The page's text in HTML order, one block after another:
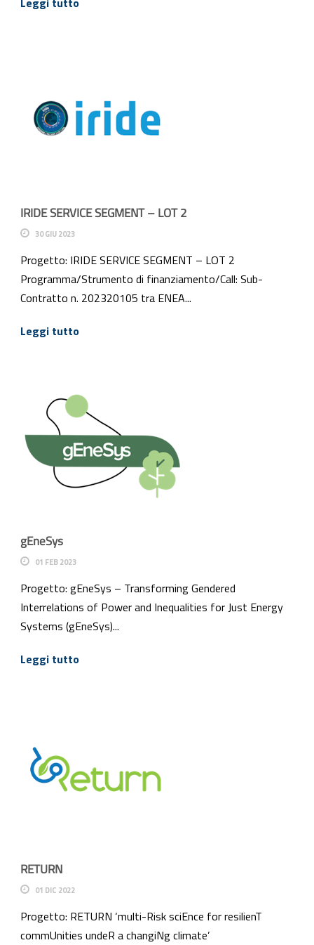
IRIDE SERVICE SEGMENT – LOT 2
30 GIU 2023
Progetto: IRIDE SERVICE SEGMENT – LOT 2
Programma/Strumento di finanziamento/Call: Sub-
Contratto n. 202320105 tra ENEA...
Leggi tutto
gEneSys
01 FEB 2023
Progetto: gEneSys – Transforming Gendered
Interrelations of Power and Inequalities for Just Energy
Systems (gEneSys)...
Leggi tutto
RETURN
01 DIC 2022
Progetto: RETURN ‘multi-Risk sciEnce for resilienT
commUnities undeR a changiNg climate’